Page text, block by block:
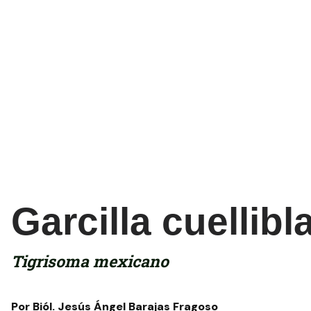
Garcilla
Tigrisoma mexicano
Por Biól. Jesús Ángel Barajas Fragoso